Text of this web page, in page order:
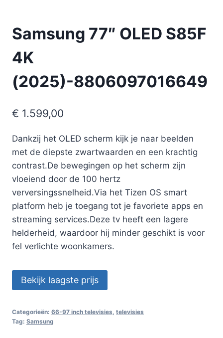
Samsung 77″ OLED S85F
4K
(2025)-8806097016649
€ 1.599,00
Dankzij het OLED scherm kijk je naar beelden
met de diepste zwartwaarden en een krachtig
contrast.De bewegingen op het scherm zijn
vloeiend door de 100 hertz
verversingssnelheid.Via het Tizen OS smart
platform heb je toegang tot je favoriete apps en
streaming services.Deze tv heeft een lagere
helderheid, waardoor hij minder geschikt is voor
fel verlichte woonkamers.
Bekijk laagste prijs
Categorieën: 66-97 inch televisies televisies
Tag: Samsung